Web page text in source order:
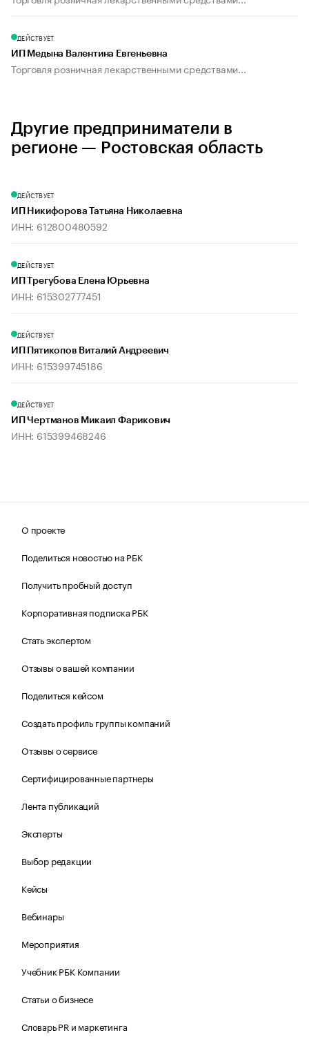
ДЕЙСТВУЕТ
ИП Медына Валентина Евгеньевна
Торговля розничная лекарственными средствами...
Другие предприниматели в
регионе — Ростовская область
ДЕЙСТВУЕТ
ИП Никифорова Татьяна Николаевна
ИНН: 612800480592
ДЕЙСТВУЕТ
ИП Трегубова Елена Юрьевна
ИНН: 615302777451
ДЕЙСТВУЕТ
ИП Пятикопов Виталий Андреевич
ИНН: 615399745186
ДЕЙСТВУЕТ
ИП Чертманов Микаил Фарикович
ИНН: 615399468246
О проекте
Поделиться новостью на РБК
Получить пробный доступ
Корпоративная подписка РБК
Стать экспертом
Отзывы о вашей компании
Поделиться кейсом
Создать профиль группы компаний
Отзывы о сервисе
Сертифицированные партнеры
Лента публикаций
Эксперты
Выбор редакции
Кейсы
Вебинары
Мероприятия
Учебник РБК Компании
Статьи о бизнесе
Словарь PR и маркетинга